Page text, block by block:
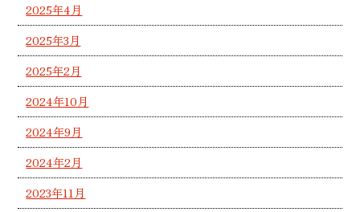
2025年4月
2025年3月
2025年2月
2024年10月
2024年9月
2024年2月
2023年11月